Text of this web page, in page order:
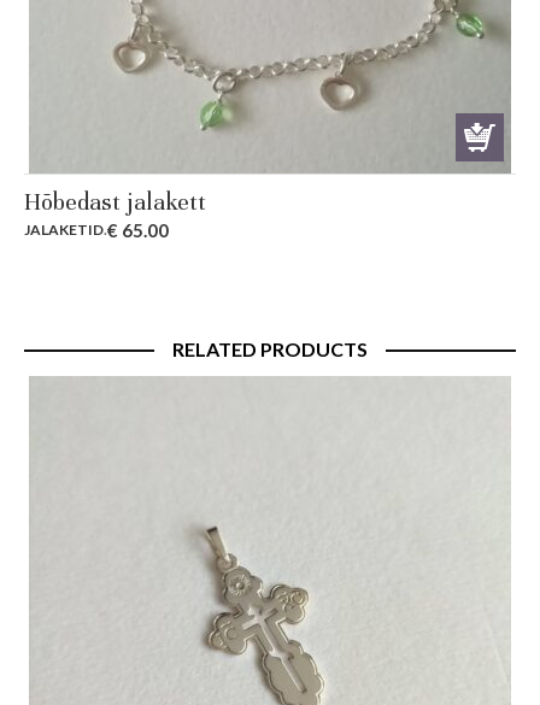
Hõbedast jalakett
JALAKETID.€ 65.00
RELATED PRODUCTS